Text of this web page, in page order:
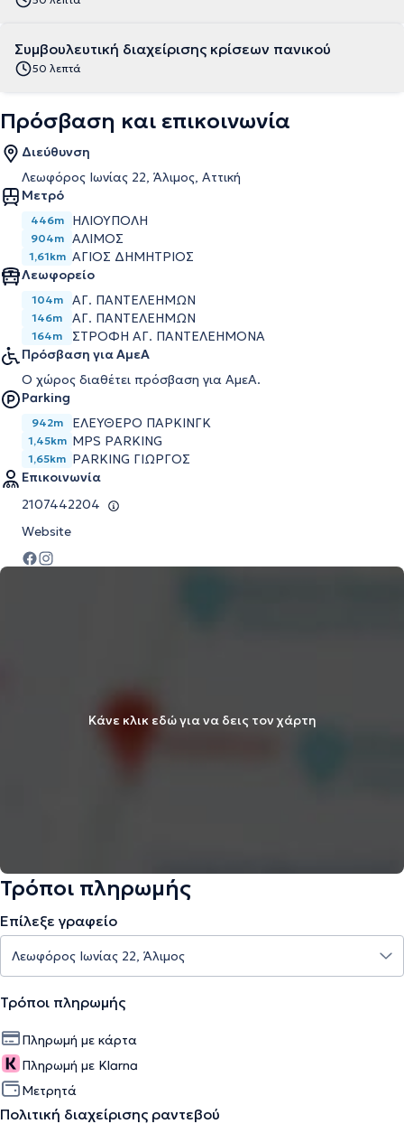
Συμβουλευτική διαχείρισης κρίσεων πανικού
50 λεπτά
Πρόσβαση και επικοινωνία
Διεύθυνση
Λεωφόρος Ιωνίας 22, Άλιμος, Αττική
Μετρό
446m ΗΛΙΟΥΠΟΛΗ
904m ΑΛΙΜΟΣ
1,61km ΑΓΙΟΣ ΔΗΜΗΤΡΙΟΣ
Λεωφορείο
104m ΑΓ. ΠΑΝΤΕΛΕΗΜΩΝ
146m ΑΓ. ΠΑΝΤΕΛΕΗΜΩΝ
164m
ΣΤΡΟΦΗ ΑΓ. ΠΑΝΤΕΛΕΗΜΟΝΑ
Πρόσβαση για ΑμεΑ
Ο χώρος διαθέτει πρόσβαση για ΑμεΑ.
Parking
942m ΕΛΕΥΘΕΡΟ ΠΑΡΚΙΝΓΚ
1,45km MPS PARKING
1,65km PARKING ΓΙΩΡΓΟΣ
Επικοινωνία
2107442204
Website
Κάνε κλικ εδώ για να δεις τον χάρτη
Τρόποι πληρωμής
Επίλεξε γραφείο
Τρόποι πληρωμής
Πληρωμή με κάρτα
Πληρωμή με Klarna
Μετρητά
Πολιτική διαχείρισης ραντεβού